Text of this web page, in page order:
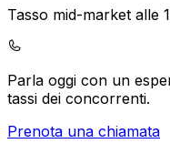
Tasso mid-market alle
Parla oggi con un
tassi dei concorrenti.
Prenota una chiamata